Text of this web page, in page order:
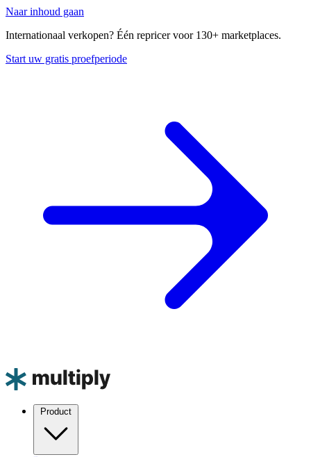
Naar inhoud gaan
Internationaal verkopen? Één repricer voor 130+ marketplaces.
Start uw gratis proefperiode
Product